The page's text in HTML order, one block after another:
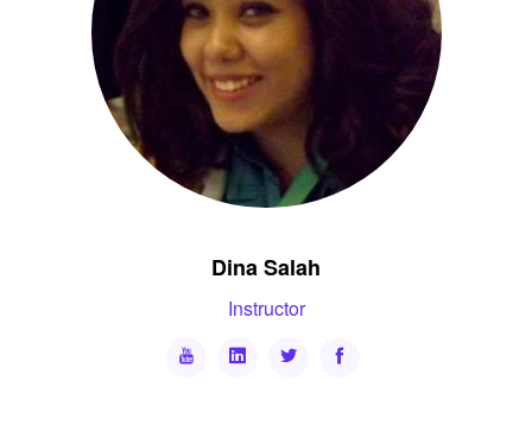
Dina Salah
Instructor